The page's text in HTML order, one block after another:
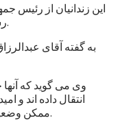
این زندانیان از رئیس
رسیدگی شود و در مجازات شان تخفیف بیاید.
به گفته آقای
وی می گوید که
انتقال داده اند و
ممکن وضعیت بهداشتی شماری از زندانیان خراب شود.